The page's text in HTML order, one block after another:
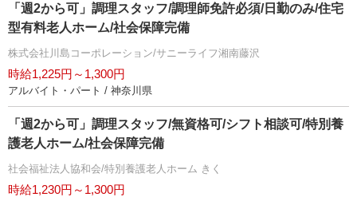
「週2から可」調理スタッフ/調理師免許必須/日勤のみ/住宅
型有料老人ホーム/社会保障完備
株式会社川島コーポレーション/サニーライフ湘南藤沢
時給1,225円～1,300円
アルバイト・パート / 神奈川県
「週2から可」調理スタッフ/無資格可/シフト相談可/特別養
護老人ホーム/社会保障完備
社会福祉法人協和会/特別養護老人ホーム きく
時給1,230円～1,300円